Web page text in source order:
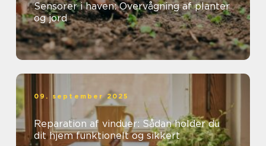
Sensorer i haven: Overvågning af planter
og jord
09. september 2025
Reparation af vinduer: Sådan holder du
dit hjem funktionelt og sikkert